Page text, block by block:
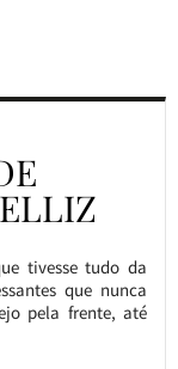
tivesse tudo da
que nunca
pela frente, até